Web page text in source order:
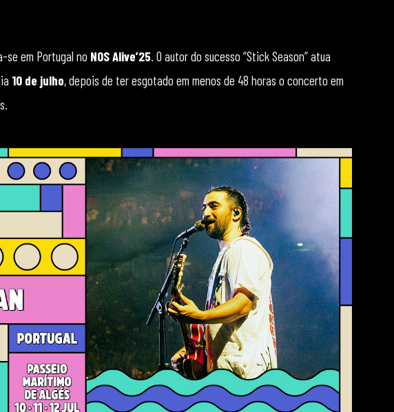
se em Portugal no NOS Alive’25. O autor do sucesso “Stick Season” atua
10 de julho, depois de ter esgotado em menos de 48 horas o concerto em